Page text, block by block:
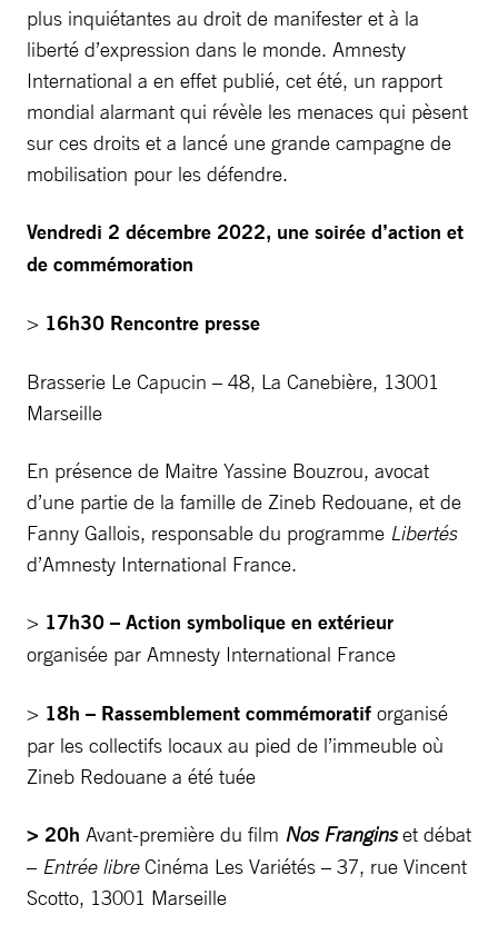
plus inquiétantes au droit de manifester et à la
liberté d’expression dans le monde. Amnesty
International a en effet publié, cet été, un rapport
mondial alarmant qui révèle les menaces qui pèsent
sur ces droits et a lancé une grande campagne de
mobilisation pour les défendre.
Vendredi 2 décembre 2022, une soirée d’action et
de commémoration
> 16h30 Rencontre presse
Brasserie Le Capucin – 48, La Canebière, 13001
Marseille
En présence de Maitre Yassine Bouzrou, avocat
d’une partie de la famille de Zineb Redouane, et de
Fanny Gallois, responsable du programme Libertés
d’Amnesty International France.
> 17h30 – Action symbolique en extérieur
organisée par Amnesty International France
> 18h – Rassemblement commémoratif organisé
par les collectifs locaux au pied de l’immeuble où
Zineb Redouane a été tuée
> 20h Avant-première du film Nos Franginset débat
– Entrée libreCinéma Les Variétés – 37, rue Vincent
Scotto, 13001 Marseille